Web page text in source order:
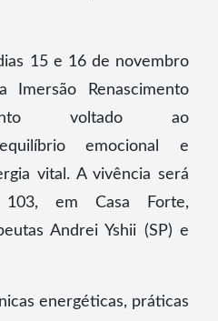
15 e 16 de novembro
Renascimento
voltado ao
emocional e
vital. A vivência será
103, em Casa Forte,
Andrei Yshii (SP) e
energéticas, práticas